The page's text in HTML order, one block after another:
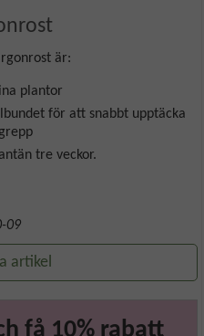
är:
plantor
för att snabbt upptäcka
tre veckor.
09
artikel
få 10% rabatt